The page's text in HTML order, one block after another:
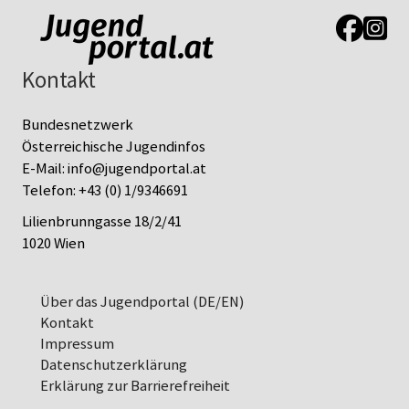
Link zur
Link
Kontakt
Bundesnetzwerk
Österreichische Jugendinfos
E-Mail:info@jugendportal.at
Telefon:+43 (0) 1/9346691
Lilienbrunngasse 18/2/41
1020 Wien
Über das Jugendportal (DE/EN)
Kontakt
Impressum
Datenschutz­erklärung
Erklärung zur Barrierefreiheit